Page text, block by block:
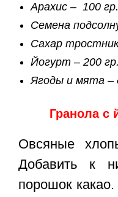
Арахис – 100
Семена
Сахар
Йогурт – 200 гр.
Ягоды и мята –
Гранола с
Овсяные
Добавить к
порошок